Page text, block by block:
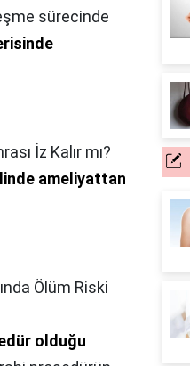
sürecinde
İz Kalır mı?
ameliyattan
Ölüm Riski
olduğu